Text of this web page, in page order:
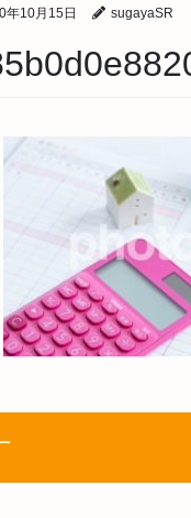
年10月15日 sugayaSR